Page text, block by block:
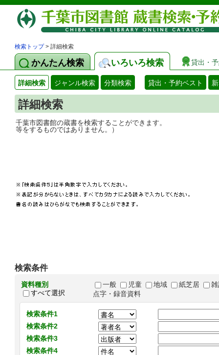
検索トップ> 詳細検索
かんたん検索 いろいろ検索 貸出・
詳細検索 ジャンル検索 分類検索 貸出・予約ベスト
詳細検索
千葉市図書館の蔵書を検索することがで
等をするものではありません。）
検索条件
資料種別
すべて選択
一般 児童 地域 紙芝居
点字・録音資料
検索条件1
検索条件2
検索条件3
検索条件4